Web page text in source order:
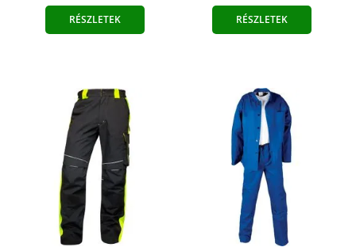
RÉSZLETEK RÉSZLETEK